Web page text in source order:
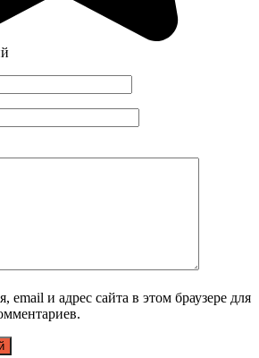
email и адрес сайта в этом браузере для